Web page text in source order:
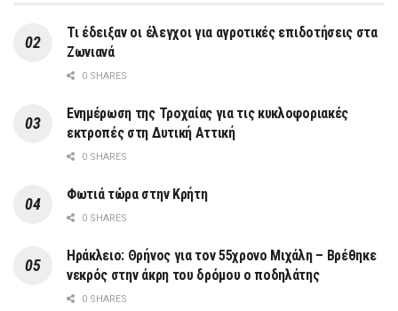
Τι έδειξαν οι έλεγχοι για αγροτικές επιδοτήσεις στα
Ζωνιανά
0 SHARES
Ενημέρωση της Τροχαίας για τις κυκλοφοριακές
εκτροπές στη Δυτική Αττική
0 SHARES
Φωτιά τώρα στην Κρήτη
0 SHARES
Ηράκλειο: Θρήνος για τον 55χρονο Μιχάλη – Βρέθηκε
νεκρός στην άκρη του δρόμου ο ποδηλάτης
0 SHARES